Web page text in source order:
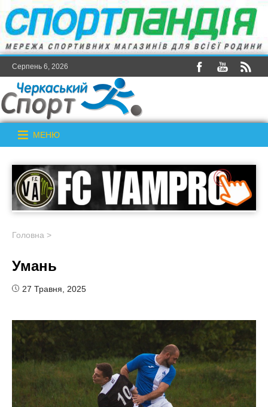
Серпень 6, 2026
МЕНЮ
Головна >
Умань
27 Травня, 2025